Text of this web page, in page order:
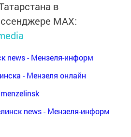
в
MАХ:
news - Мензеля-информ
- Мензеля онлайн
news - Мензеля-информ